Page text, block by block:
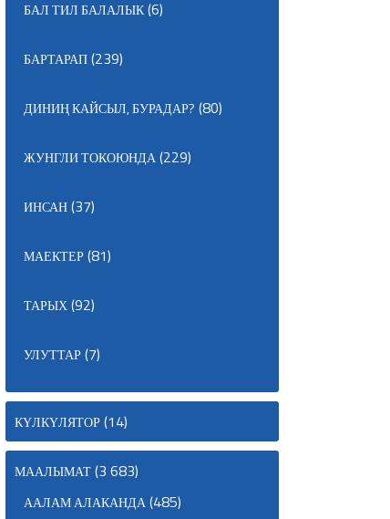
БАЛ ТИЛ БАЛАЛЫК(6)
БАРТАРАП(239)
ДИНИҢ КАЙСЫЛ, БУРАДАР? (80)
ЖУНГЛИ ТОКОЮНДА(229)
ИНСАН(37)
МАЕКТЕР(81)
ТАРЫХ(92)
УЛУТТАР(7)
КҮЛКҮЛЯТОР(14)
МААЛЫМАТ(3 683)
ААЛАМ АЛАКАНДА(485)